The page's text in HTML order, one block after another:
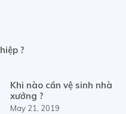
?
Khi nào cần vệ sinh nhà
xưởng ?
May 21, 2019